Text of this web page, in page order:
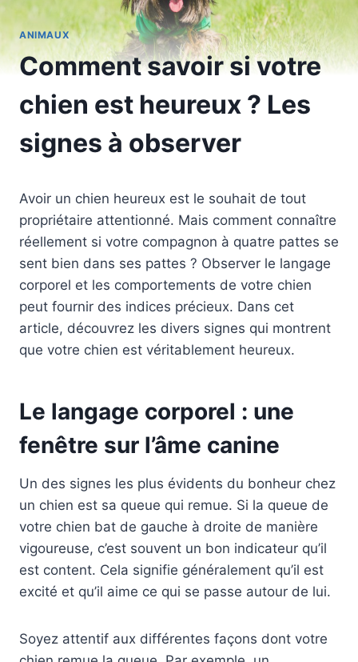
ANIMAUX
Comment savoir si votre
chien est heureux ? Les
signes à observer
Avoir un chien heureux est le souhait de tout
propriétaire attentionné. Mais comment connaître
réellement si votre compagnon à quatre pattes se
sent bien dans ses pattes ? Observer le langage
corporel et les comportements de votre chien
peut fournir des indices précieux. Dans cet
article, découvrez les divers signes qui montrent
que votre chien est véritablement heureux.
Le langage corporel : une
fenêtre sur l’âme canine
Un des signes les plus évidents du bonheur chez
un chien est sa queue qui remue. Si la queue de
votre chien bat de gauche à droite de manière
vigoureuse, c’est souvent un bon indicateur qu’il
est content. Cela signifie généralement qu’il est
excité et qu’il aime ce qui se passe autour de lui.
Soyez attentif aux différentes façons dont votre